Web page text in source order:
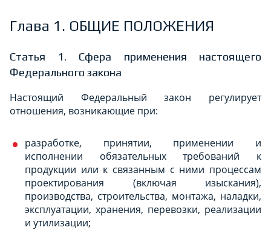
Глава 1. ОБЩИЕ ПОЛОЖЕНИЯ
Статья 1. Сфера применения настоящего
Федерального закона
Настоящий Федеральный закон регулирует
отношения, возникающие при:
разработке, принятии, применении и
исполнении обязательных требований к
продукции или к связанным с ними процессам
проектирования (включая изыскания),
производства, строительства, монтажа, наладки,
эксплуатации, хранения, перевозки, реализации
и утилизации;